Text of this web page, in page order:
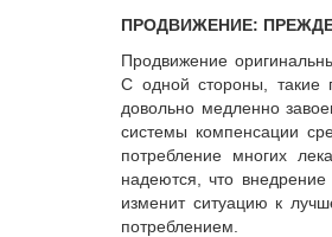
ПРОДВИЖЕНИЕ:
Продвижение
С одной стороны, такие
довольно медленно
системы компенсации
потребление многих
надеются, что
изменит ситуацию к
потреблением.